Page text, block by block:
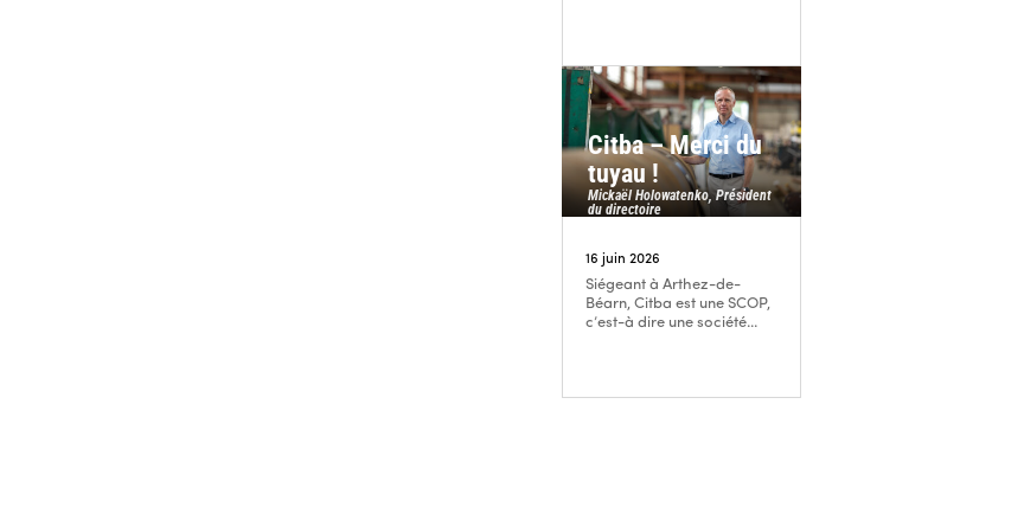
Citba – Merci du
tuyau !
Mickaël Holowatenko, Président
du directoire
16 juin 2026
Siégeant à Arthez-de-
Béarn, Citba est une SCOP,
c’est-à dire une société...